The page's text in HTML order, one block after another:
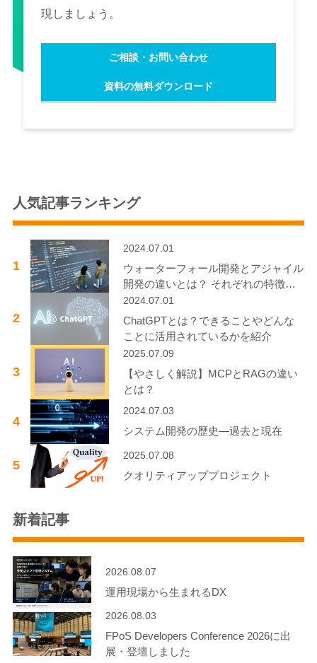
現しましょう。
ご相談・お問い合わせ
資料の無料ダウンロード
人気記事ランキング
1
2024.07.01
ウォーターフォール開発とアジャイル
開発の違いとは？ それぞれの特徴と
事例も解説
2
2024.07.01
ChatGPTとは？できることやどんな
ことに活用されているかを紹介
3
2025.07.09
【やさしく解説】MCPとRAGの違い
とは？
4
2024.07.03
システム開発の歴史―過去と現在
5
2025.07.08
クオリティアッププロジェクト
新着記事
2026.08.07
運用現場から生まれるDX
2026.08.03
FPoS Developers Conference 2026に出
展・登壇しました